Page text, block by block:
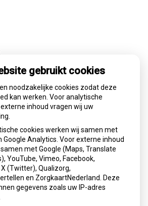
met plattegrond
toestemming gegeven voor
inhouddie nodig is om dit te
gebruikt cookies
noodzakelijke cookies zodat deze
kan werken. Voor analytische
inhoud vragen wij uw
cookies werken wij samen met
Google Analytics. Voor externe inhoud
met Google (Maps, Translate
YouTube, Vimeo, Facebook,
(Twitter), Qualizorg,
en ZorgkaartNederland. Deze
gegevens zoals uw IP-adres